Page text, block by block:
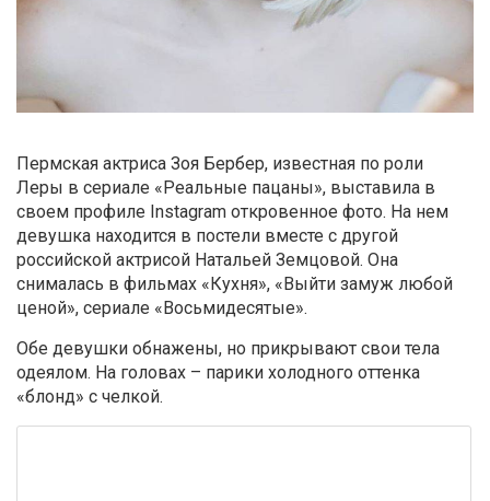
Пермская актриса Зоя Бербер, известная по роли
Леры в сериале «Реальные пацаны», выставила в
своем профиле Instagram откровенное фото. На нем
девушка находится в постели вместе с другой
российской актрисой Натальей Земцовой. Она
снималась в фильмах «Кухня», «Выйти замуж любой
ценой», сериале «Восьмидесятые».
Обе девушки обнажены, но прикрывают свои тела
одеялом. На головах – парики холодного оттенка
«блонд» с челкой.